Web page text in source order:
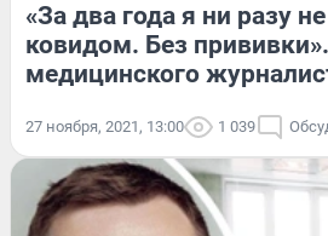
«За два года я ни разу
ковидом. Без
медицинского
27 ноября, 2021, 13:00 1 039